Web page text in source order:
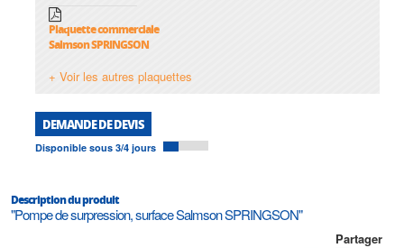
Plaquette commerciale
Salmson SPRINGSON
+ Voir les autres plaquettes
DEMANDE DE DEVIS
Disponible sous 3/4 jours
Description du produit
"Pompe de surpression, surface Salmson SPRINGSON"
Partager